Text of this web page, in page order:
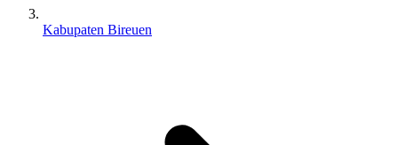
Kabupaten Bireuen